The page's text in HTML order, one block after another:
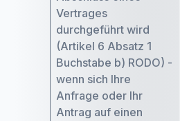
Vertrages
durchgeführt wird
(Artikel 6 Absatz 1
Buchstabe b) RODO) -
wenn sich Ihre
Anfrage oder Ihr
Antrag auf einen